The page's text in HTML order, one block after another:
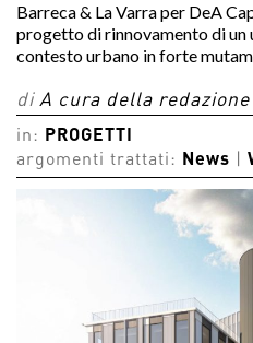
Barreca & La Varra per DeA
progetto di rinnovamento di
contesto urbano in forte
di A cura della redazione
in:
PROGETTI
argomenti trattati:
News